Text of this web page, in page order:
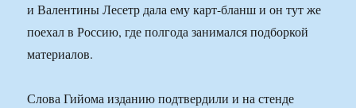
и Валентины Лесетр дала ему карт-бланш и он тут же
поехал в Россию, где полгода занимался подборкой
материалов.
Слова Гийома изданию подтвердили и на стенде